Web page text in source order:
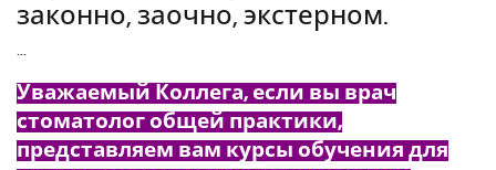
законно, заочно, экстерном.
...
Уважаемый Коллега, если вы врач
стоматолог общей практики,
представляем вам курсы обучения для